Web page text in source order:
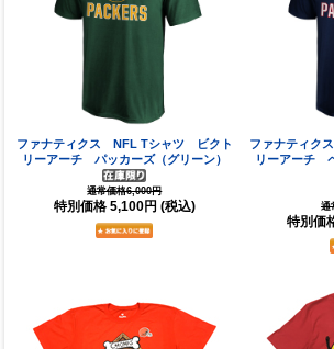
ファナティクス NFL Tシャツ ビクト
リーアーチ パッカーズ（グリーン）
通常価格6,000円
特別価格 5,100円 (税込)
ファナティク
リーアーチ
通
特別価